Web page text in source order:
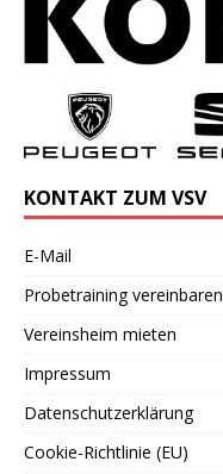
KONTAKT ZUM VSV
E-Mail
Probetraining vereinbaren
Vereinsheim mieten
Impressum
Datenschutzerklärung
Cookie-Richtlinie (EU)